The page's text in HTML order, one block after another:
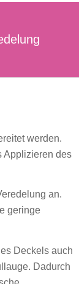
werden.
Applizieren des
an.
geringe
Deckels auch
Dadurch